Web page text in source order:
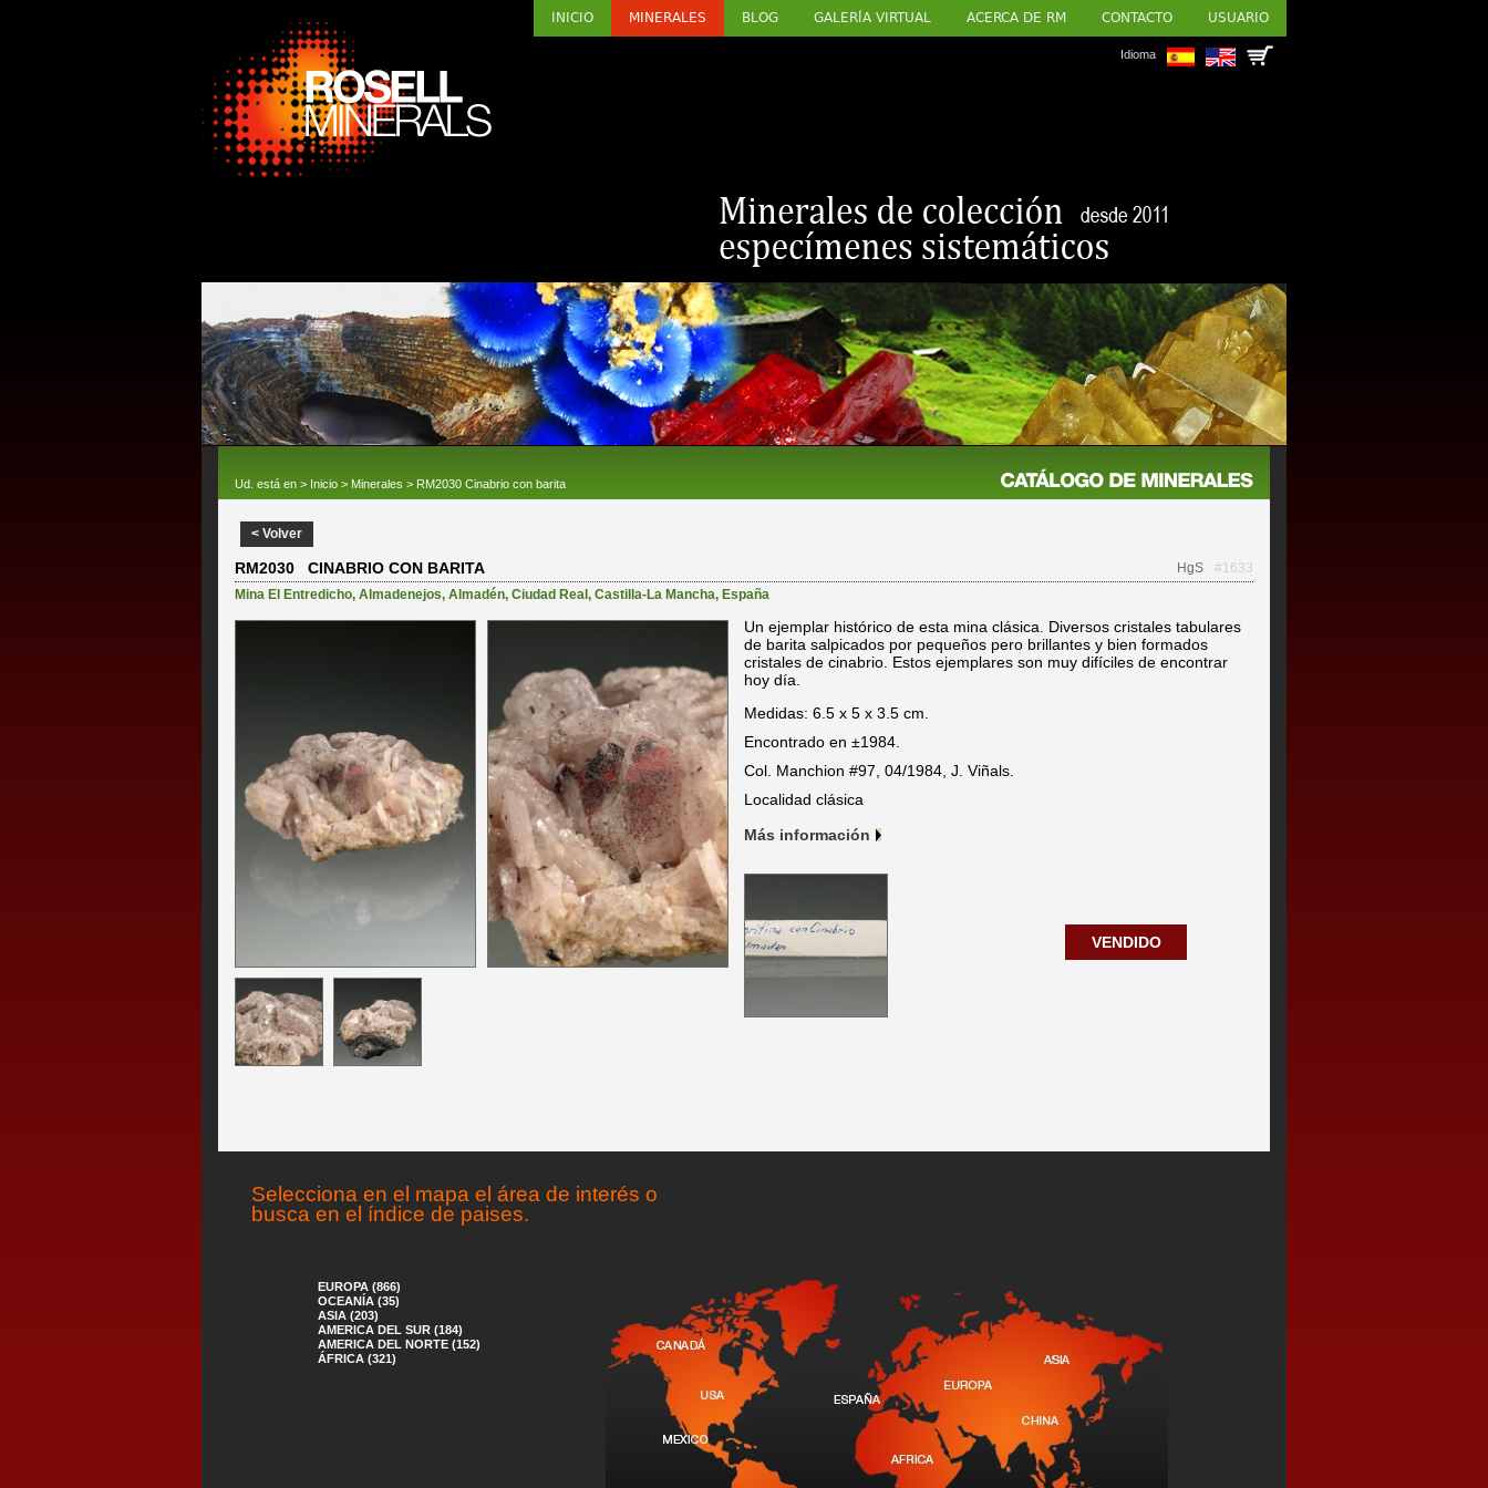
INICIO MINERALES BLOG GALERÍA VIRTUAL ACERCA DE RM CONTACTO USUARIO
Idioma
Ud. está en > Inicio > Minerales > RM2030 Cinabrio con barita
< Volver
RM2030 CINABRIO CON BARITA HgS
#1633
Mina El Entredicho, Almadenejos, Almadén, Ciudad Real, Castilla-La Mancha, España
Un ejemplar histórico de esta mina clásica. Diversos cristales tabulares
de barita salpicados por pequeños pero brillantes y bien formados
cristales de cinabrio. Estos ejemplares son muy difíciles de encontrar
hoy día.
Medidas: 6.5 x 5 x 3.5 cm.
Encontrado en ±1984.
Col. Manchion #97, 04/1984, J. Viñals.
Localidad clásica
Más información
VENDIDO
Selecciona en el mapa el área de interés o
busca en el índice de paises.
EUROPA (866)
OCEANÍA (35)
ASIA (203)
AMERICA DEL SUR (184)
AMERICA DEL NORTE (152)
ÁFRICA (321)